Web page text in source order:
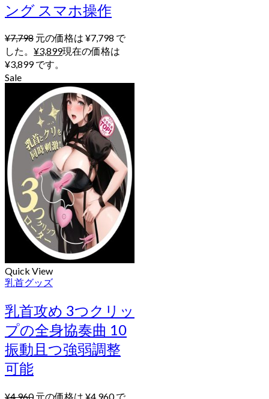
ング スマホ操作
¥7,798 元の価格は ¥7,798 で
した。 ¥3,899現在の価格は
¥3,899 です。
Sale
Quick View
乳首グッズ
乳首攻め 3つクリッ
プの全身協奏曲 10
振動且つ強弱調整
可能
¥4,960 元の価格は ¥4,960 で